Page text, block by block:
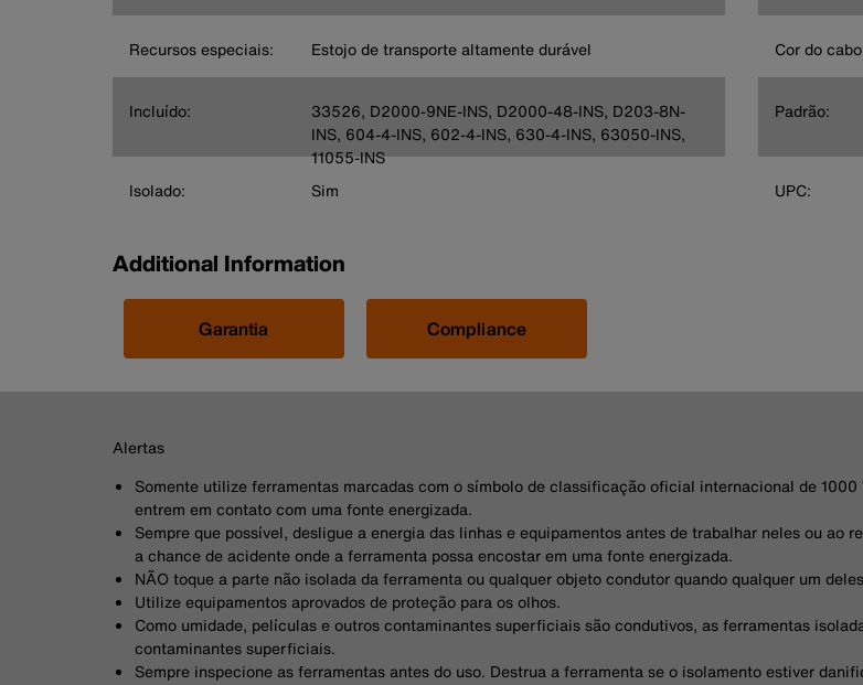
Recursos especiais: Estojo de transporte altamente durável
Incluído:
33526, D2000-9NE-INS, D2000-48-INS, D203-8N-
INS, 604-4-INS, 602-4-INS, 630-4-INS, 63050-INS,
11055-INS
Isolado:
Sim
Cor do
Padrão:
UPC:
Additional Information
Garantia Compliance
Alertas
Somente utilize ferramentas marcadas com o símbolo de classificação oficial internacional de
entrem em contato com uma fonte energizada.
Sempre que possível, desligue a energia das linhas e equipamentos antes de trabalhar neles ou
a chance de acidente onde a ferramenta possa encostar em uma fonte energizada.
NÃO toque a parte não isolada da ferramenta ou qualquer objeto condutor quando qualquer um
Utilize equipamentos aprovados de proteção para os olhos.
Como umidade, películas e outros contaminantes superficiais são condutivos, as ferramentas
contaminantes superficiais.
Sempre inspecione as ferramentas antes do uso. Destrua a ferramenta se o isolamento estiver